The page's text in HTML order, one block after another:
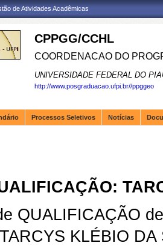
de Atividades Acadêmicas
CPPGG/CCHL
COORDENACAO DO
UNIVERSIDADE FEDERAL DO
http://www.posgraduacao.ufpi.br//ppggeo
Processos Seletivos Notícias
QUALIFICAÇÃO
KLÉBIO DA